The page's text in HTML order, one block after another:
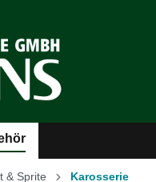
& Sprite Karosserie